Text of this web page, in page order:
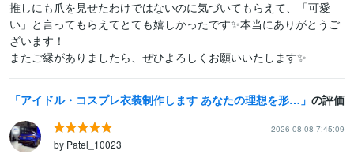
推しにも爪を見せたわけではないのに気づいてもらえて、「可愛
い」と言ってもらえてとても嬉しかったです✨本当にありがとうご
ざいます！
またご縁がありましたら、ぜひよろしくお願いいたします✨
アイドル・コスプレ衣装制作します あなたの理想を形にする、完全オーダーメイド衣装。 の評価
2026-08-08 7:45:09
by Patel_10023